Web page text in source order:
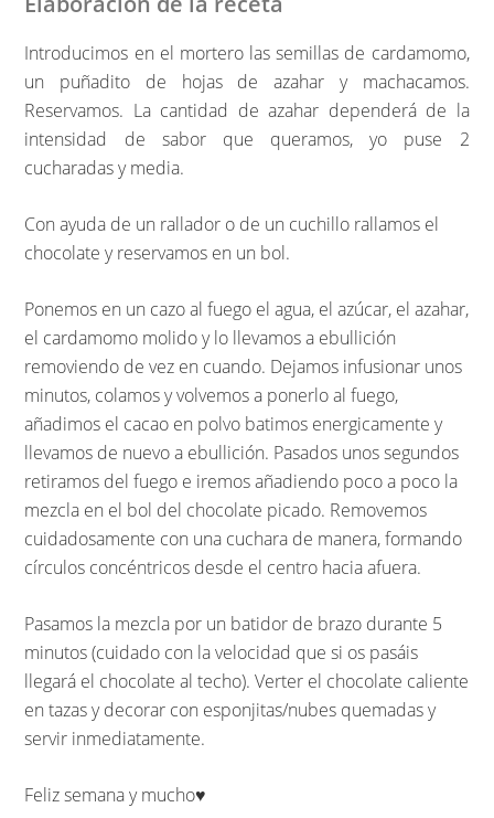
Introducimos en el mortero las semillas de cardamomo,
un puñadito de hojas de azahar y machacamos.
Reservamos. La cantidad de azahar dependerá de la
intensidad de sabor que queramos, yo puse 2
cucharadas y media.
Con ayuda de un rallador o de un cuchillo rallamos el
chocolate y reservamos en un bol.
Ponemos en un cazo al fuego el agua, el azúcar, el azahar,
el cardamomo molido y lo llevamos a ebullición
removiendo de vez en cuando. Dejamos infusionar unos
minutos, colamos y volvemos a ponerlo al fuego,
añadimos el cacao en polvo batimos energicamente y
llevamos de nuevo a ebullición. Pasados unos segundos
retiramos del fuego e iremos añadiendo poco a poco la
mezcla en el bol del chocolate picado. Removemos
cuidadosamente con una cuchara de manera, formando
círculos concéntricos desde el centro hacia afuera.
Pasamos la mezcla por un batidor de brazo durante 5
minutos (cuidado con la velocidad que si os pasáis
llegará el chocolate al techo). Verter el chocolate caliente
en tazas y decorar con esponjitas/nubes quemadas y
servir inmediatamente.
Feliz semana y mucho♥︎